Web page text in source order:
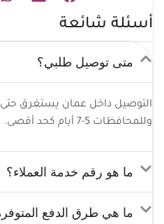
أسئلة شائعة
متى توصيل طلبي؟
وللمحافظات 5-7 أيام كحد أقصى.
ما هو رقم خدمة العملاء؟
ما هي طرق الدفع